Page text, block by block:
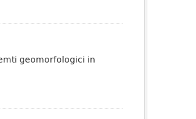
geomorfologici in